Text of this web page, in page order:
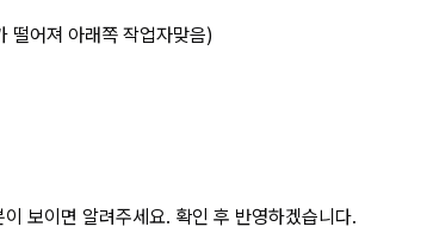
떨어져 아래쪽 작업자맞음)
보이면 알려주세요. 확인 후 반영하겠습니다.